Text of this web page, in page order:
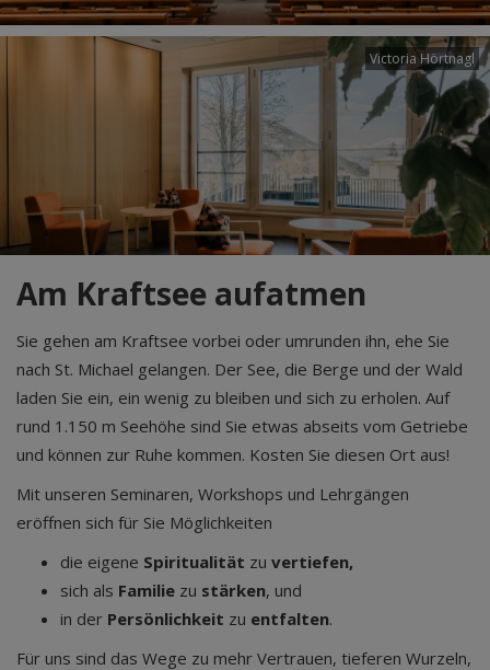
Victoria Hörtnagl
Am Kraftsee aufatmen
Sie gehen am Kraftsee vorbei oder umrunden ihn, ehe Sie
nach St. Michael gelangen. Der See, die Berge und der Wald
laden Sie ein, ein wenig zu bleiben und sich zu erholen. Auf
rund 1.150 m Seehöhe sind Sie etwas abseits vom Getriebe
und können zur Ruhe kommen. Kosten Sie diesen Ort aus!
Mit unseren Seminaren, Workshops und Lehrgängen
eröffnen sich für Sie Möglichkeiten
die eigene Spiritualität zu vertiefen,
sich als Familie zu stärken, und
in der Persönlichkeit zu entfalten.
Für uns sind das Wege zu mehr Vertrauen, tieferen Wurzeln,